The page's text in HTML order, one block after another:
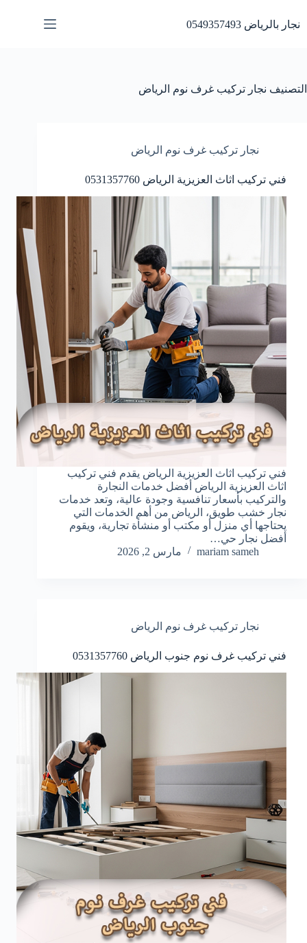
المحتوى
نجار بالرياض 0549357493
التصنيف نجار تركيب غرف نوم الرياض
نجار تركيب غرف نوم الرياض
فني تركيب اثاث العزيزية الرياض 0531357760
فني تركيب اثاث العزيزية الرياض يقدم فني تركيب
اثاث العزيزية الرياض أفضل خدمات النجارة
والتركيب بأسعار تنافسية وجودة عالية، وتعد خدمات
نجار خشب طويق، الرياض من أهم الخدمات التي
يحتاجها أي منزل أو مكتب أو منشأة تجارية، ويقوم
أفضل نجار حي…
mariam sameh
مارس 2, 2026
نجار تركيب غرف نوم الرياض
فني تركيب غرف نوم جنوب الرياض 0531357760